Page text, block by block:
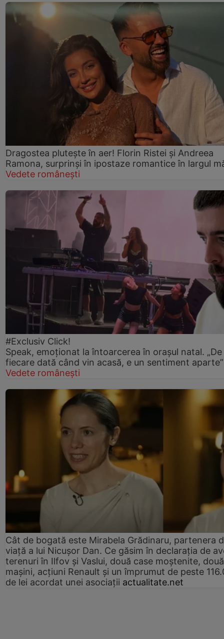
Dragostea plutește în aer! Florin Ristei și Andreea
Ramona, surprinși în ipostaze romantice în largul
Vedete românești
#Exclusiv Click!
Speak, emoționat la întoarcerea în orașul natal. „De
fiecare dată când vin acasă, e un sentiment aparte”
Vedete românești
Cât de bogată este Mirabela Grădinaru, partenera
viață a lui Nicușor Dan. Ce găsim în declarația de
terenuri în Ilfov și Vaslui, două case moștenite, două
mașini, acțiuni Renault și un împrumut de peste
de lei acordat unei asociații actualitate.net